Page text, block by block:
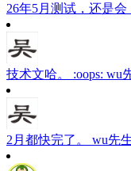
26年5月测试，还是会
技术文哈。 :oops: wu
2月都快完了。 wu先